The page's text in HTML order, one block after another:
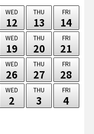
WED
12
THU
13
FRI
14
WED
19
THU
20
FRI
21
WED
26
THU
27
FRI
28
WED
2
THU
3
FRI
4